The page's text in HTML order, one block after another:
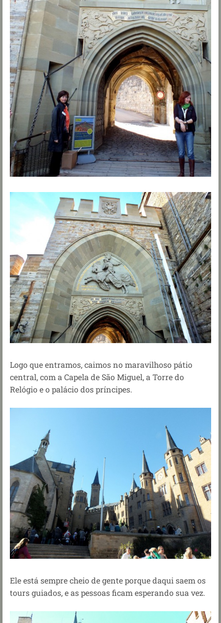
Logo que entramos, caimos no maravilhoso pátio
central, com a Capela de São Miguel, a Torre do
Relógio e o palácio dos príncipes.
Ele está sempre cheio de gente porque daqui saem os
tours guiados, e as pessoas ficam esperando sua vez.